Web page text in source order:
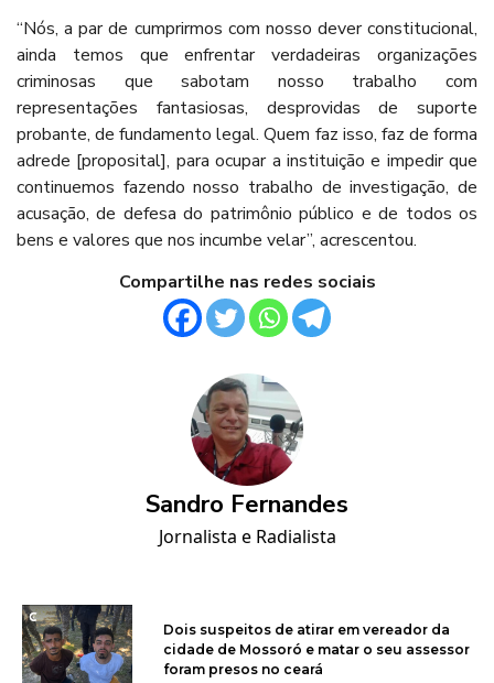
“Nós, a par de cumprirmos com nosso dever constitucional,
ainda temos que enfrentar verdadeiras organizações
criminosas que sabotam nosso trabalho com
representações fantasiosas, desprovidas de suporte
probante, de fundamento legal. Quem faz isso, faz de forma
adrede [proposital], para ocupar a instituição e impedir que
continuemos fazendo nosso trabalho de investigação, de
acusação, de defesa do patrimônio público e de todos os
bens e valores que nos incumbe velar”, acrescentou.
Compartilhe nas redes sociais
Sandro Fernandes
Jornalista e Radialista
Dois suspeitos de atirar em vereador da
cidade de Mossoró e matar o seu assessor
foram presos no ceará